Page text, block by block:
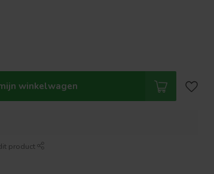
winkelwagen
product